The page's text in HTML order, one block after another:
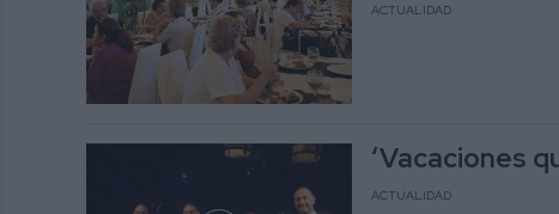
ACTUALIDAD
‘Vacaciones
ACTUALIDAD